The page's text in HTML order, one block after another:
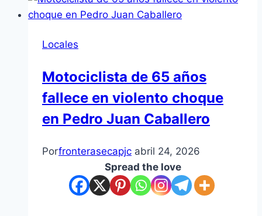
Locales
Motociclista de 65 años
fallece en violento choque
en Pedro Juan Caballero
Porfronterasecapjc abril 24, 2026
Spread the love